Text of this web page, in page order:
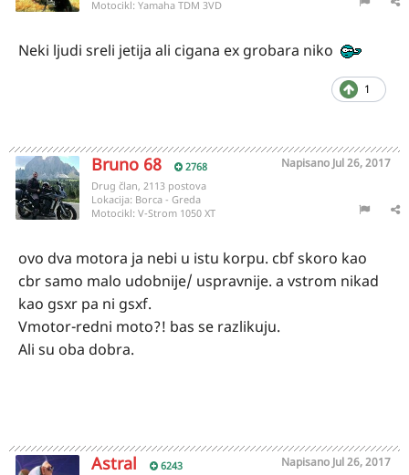
Motocikl: Yamaha TDM 3VD
Neki ljudi sreli jetija ali cigana ex grobara niko
1
Bruno 68 2768 Napisano Jul 26, 2017
Drug član, 2113 postova
Lokacija: Borca - Greda
Motocikl: V-Strom 1050 XT
ovo dva motora ja nebi u istu korpu. cbf skoro kao
cbr samo malo udobnije/ uspravnije. a vstrom nikad
kao gsxr pa ni gsxf.
Vmotor-redni moto?! bas se razlikuju.
Ali su oba dobra.
Astral 6243 Napisano Jul 26, 2017